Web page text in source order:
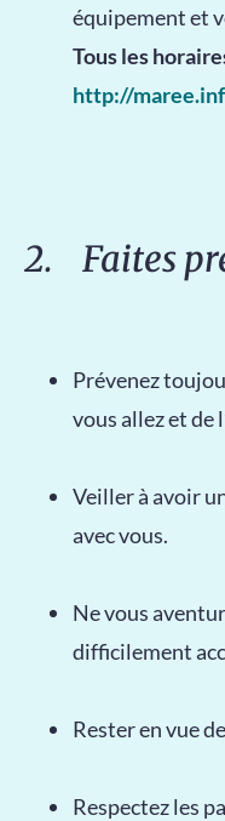
équipement et
Tous les
http://
2. Faites
Prévenez
vous allez et de
Veiller à avoir
avec vous.
Ne vous
difficilement
Rester en vue
Respectez les